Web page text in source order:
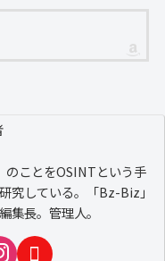
のことをOSINTという手
究している。「Bz-Biz」
集長。管理人。